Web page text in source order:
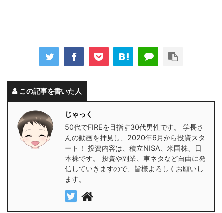
この記事を書いた人
じゃっく
50代でFIREを目指す30代男性です。 学長さ
んの動画を拝見し、2020年6月から投資スタ
ート！ 投資内容は、積立NISA、米国株、日
本株です。 投資や副業、車ネタなど自由に発
信していきますので、皆様よろしくお願いし
ます。